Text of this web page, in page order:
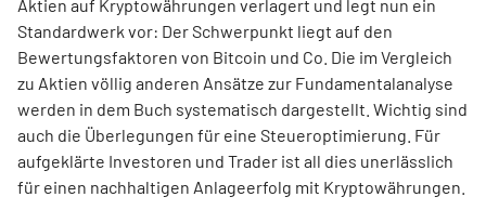
Aktien auf Kryptowährungen verlagert und legt nun ein
Standardwerk vor: Der Schwerpunkt liegt auf den
Bewertungsfaktoren von Bitcoin und Co. Die im Ver­gleich
zu Aktien völlig anderen Ansätze zur Fundamentalanalyse
werden in dem Buch systematisch dargestellt. Wichtig sind
auch die Überlegungen für eine Steueroptimierung. Für
aufgeklärte Investoren und Trader ist all dies unerlässlich
für einen nachhaltigen Anlageerfolg mit Kryptowährungen.